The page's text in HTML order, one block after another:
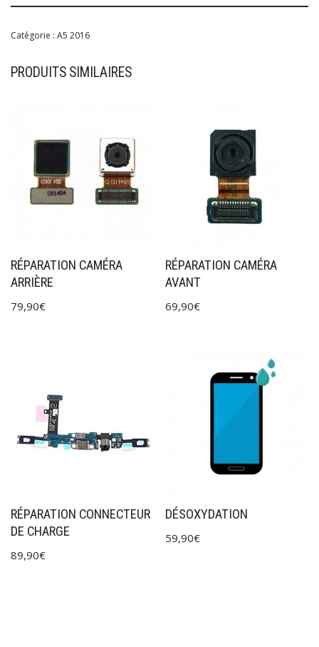
Catégorie : A5 2016
PRODUITS SIMILAIRES
RÉPARATION CAMÉRA
ARRIÈRE
79,90€
RÉPARATION CAMÉRA
AVANT
69,90€
RÉPARATION CONNECTEUR
DE CHARGE
89,90€
DÉSOXYDATION
59,90€